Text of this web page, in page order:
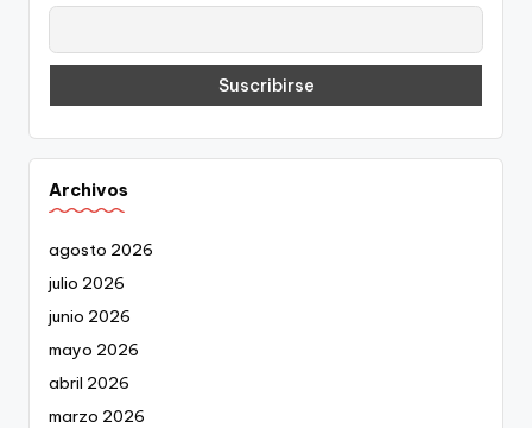
Archivos
agosto 2026
julio 2026
junio 2026
mayo 2026
abril 2026
marzo 2026